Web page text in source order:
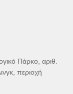
Πάρκο, αριθ.
περιοχή